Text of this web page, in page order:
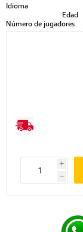
Idioma
Edad
Número de jugadores
i
h